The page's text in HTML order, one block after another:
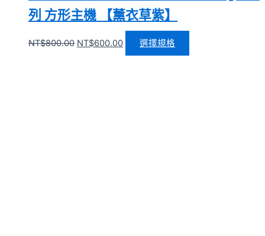
列 方形主機 【薰衣草紫】
NT$800.00 NT$600.00 選擇規格